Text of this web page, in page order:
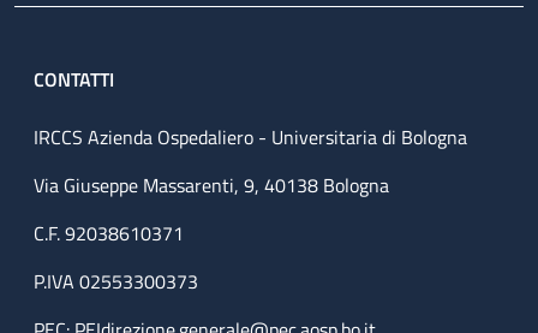
CONTATTI
IRCCS Azienda Ospedaliero - Universitaria di Bologna
Via Giuseppe Massarenti, 9, 40138 Bologna
C.F. 92038610371
P.IVA 02553300373